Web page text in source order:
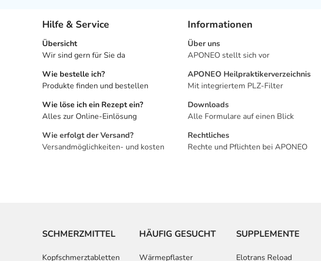
Hilfe & Service
Übersicht
Wir sind gern für Sie da
Wie bestelle ich?
Produkte finden und bestellen
Wie löse ich ein Rezept ein?
Alles zur Online-Einlösung
Wie erfolgt der Versand?
Versandmöglichkeiten- und kosten
Informationen
Über uns
APONEO stellt sich vor
APONEO Heilpraktikerverzeichnis
Mit integriertem PLZ-Filter
Downloads
Alle Formulare auf einen Blick
Rechtliches
Rechte und Pflichten bei APONEO
SCHMERZMITTEL
Kopfschmerztabletten
HÄUFIG GESUCHT
Wärmepflaster
SUPPLEMENTE
Elotrans Reload